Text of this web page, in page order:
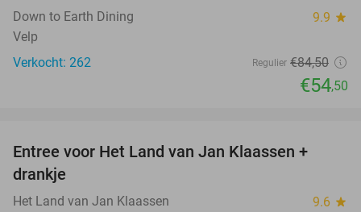
Down to Earth Dining 9.9 star
Velp
Verkocht: 262
Regulier €84,50
€54,50
Entree voor Het Land van Jan Klaassen +
drankje
Het Land van Jan Klaassen 9.6 star